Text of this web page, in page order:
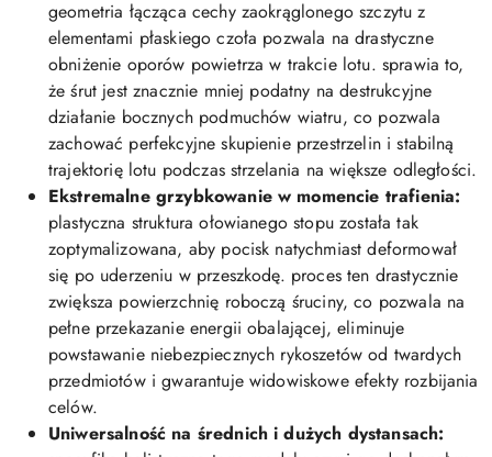
geometria łącząca cechy zaokrąglonego szczytu z
elementami płaskiego czoła pozwala na drastyczne
obniżenie oporów powietrza w trakcie lotu. sprawia to,
że śrut jest znacznie mniej podatny na destrukcyjne
działanie bocznych podmuchów wiatru, co pozwala
zachować perfekcyjne skupienie przestrzelin i stabilną
trajektorię lotu podczas strzelania na większe odległości.
Ekstremalne grzybkowanie w momencie trafienia:
plastyczna struktura ołowianego stopu została tak
zoptymalizowana, aby pocisk natychmiast deformował
się po uderzeniu w przeszkodę. proces ten drastycznie
zwiększa powierzchnię roboczą śruciny, co pozwala na
pełne przekazanie energii obalającej, eliminuje
powstawanie niebezpiecznych rykoszetów od twardych
przedmiotów i gwarantuje widowiskowe efekty rozbijania
celów.
Uniwersalność na średnich i dużych dystansach: